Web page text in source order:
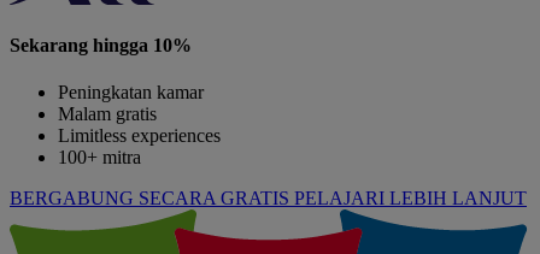
Sekarang hingga 10%
Peningkatan kamar
Malam gratis
Limitless experiences
100+ mitra
BERGABUNG SECARA GRATIS PELAJARI LEBIH LANJUT